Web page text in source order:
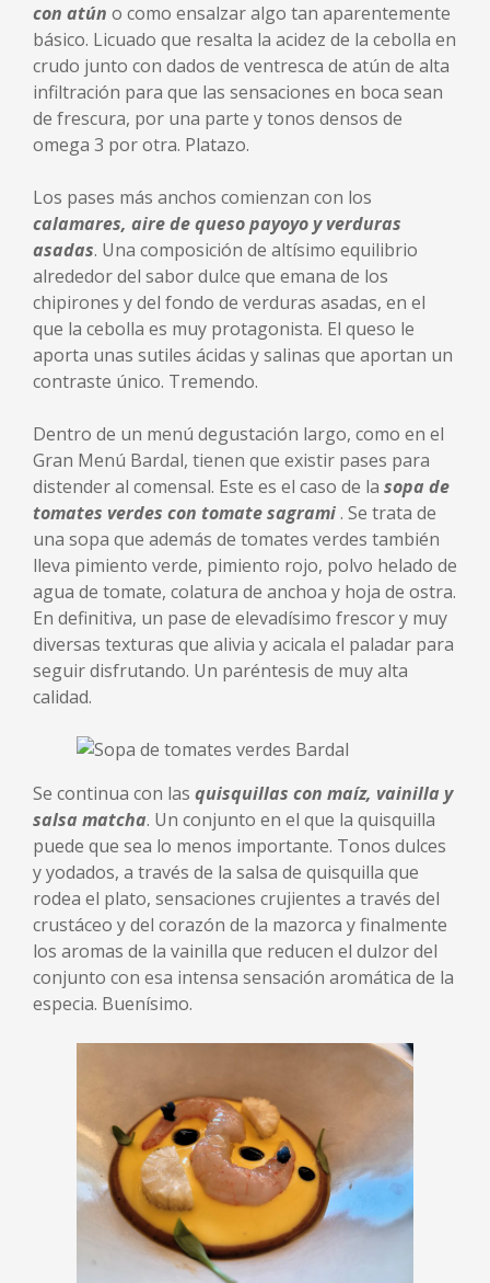
con atún o como ensalzar algo tan aparentemente
básico. Licuado que resalta la acidez de la cebolla en
crudo junto con dados de ventresca de atún de alta
infiltración para que las sensaciones en boca sean
de frescura, por una parte y tonos densos de
omega 3 por otra. Platazo.
Los pases más anchos comienzan con los
calamares, aire de queso payoyo y verduras
asadas. Una composición de altísimo equilibrio
alrededor del sabor dulce que emana de los
chipirones y del fondo de verduras asadas, en el
que la cebolla es muy protagonista. El queso le
aporta unas sutiles ácidas y salinas que aportan un
contraste único. Tremendo.
Dentro de un menú degustación largo, como en el
Gran Menú Bardal, tienen que existir pases para
distender al comensal. Este es el caso de la sopa de
tomates verdes con tomate sagrami. Se trata de
una sopa que además de tomates verdes también
lleva pimiento verde, pimiento rojo, polvo helado de
agua de tomate, colatura de anchoa y hoja de ostra.
En definitiva, un pase de elevadísimo frescor y muy
diversas texturas que alivia y acicala el paladar para
seguir disfrutando. Un paréntesis de muy alta
calidad.
Se continua con las quisquillas con maíz, vainilla y
salsa matcha. Un conjunto en el que la quisquilla
puede que sea lo menos importante. Tonos dulces
y yodados, a través de la salsa de quisquilla que
rodea el plato, sensaciones crujientes a través del
crustáceo y del corazón de la mazorca y finalmente
los aromas de la vainilla que reducen el dulzor del
conjunto con esa intensa sensación aromática de la
especia. Buenísimo.